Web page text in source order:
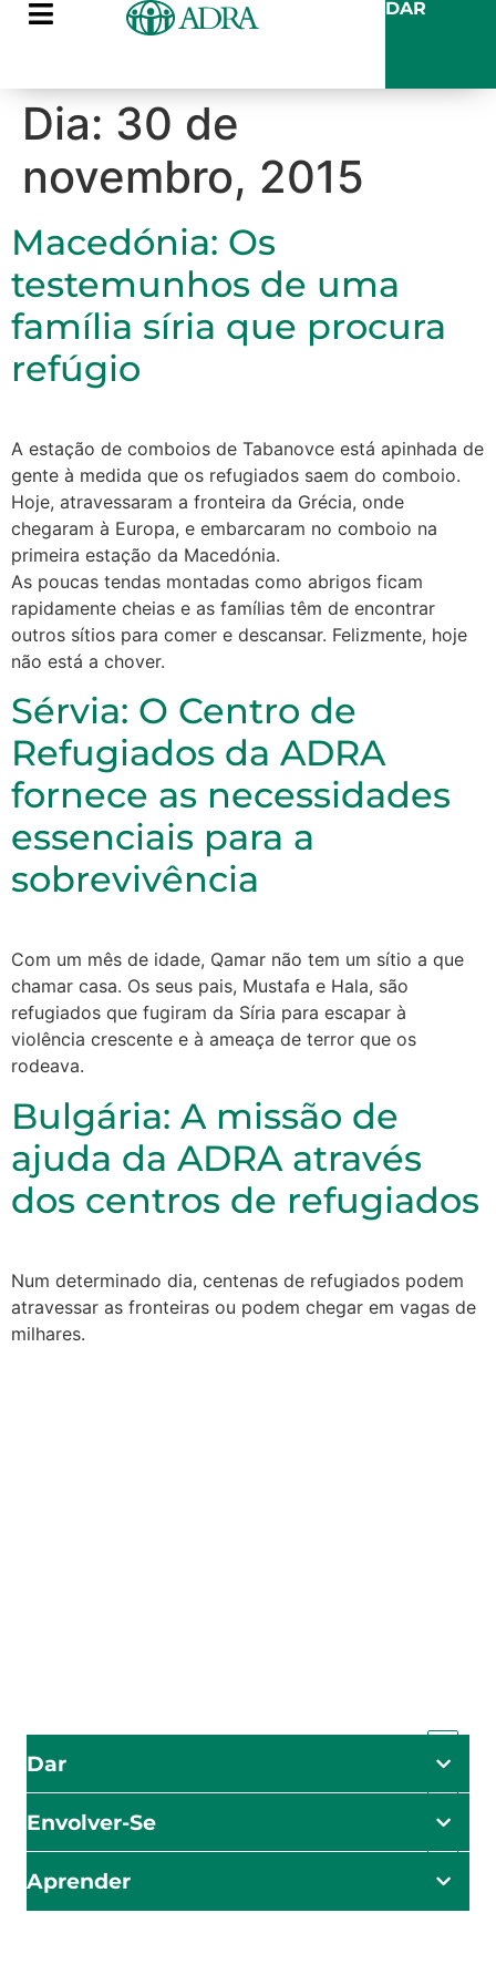
DAR
Dia: 30 de
novembro, 2015
Macedónia: Os
testemunhos de uma
família síria que procura
refúgio
A estação de comboios de Tabanovce está apinhada de
gente à medida que os refugiados saem do comboio.
Hoje, atravessaram a fronteira da Grécia, onde
chegaram à Europa, e embarcaram no comboio na
primeira estação da Macedónia.
As poucas tendas montadas como abrigos ficam
rapidamente cheias e as famílias têm de encontrar
outros sítios para comer e descansar. Felizmente, hoje
não está a chover.
Sérvia: O Centro de
Refugiados da ADRA
fornece as necessidades
essenciais para a
sobrevivência
Com um mês de idade, Qamar não tem um sítio a que
chamar casa. Os seus pais, Mustafa e Hala, são
refugiados que fugiram da Síria para escapar à
violência crescente e à ameaça de terror que os
rodeava.
Bulgária: A missão de
ajuda da ADRA através
dos centros de refugiados
Num determinado dia, centenas de refugiados podem
atravessar as fronteiras ou podem chegar em vagas de
milhares.
Dar
Envolver-Se
Aprender